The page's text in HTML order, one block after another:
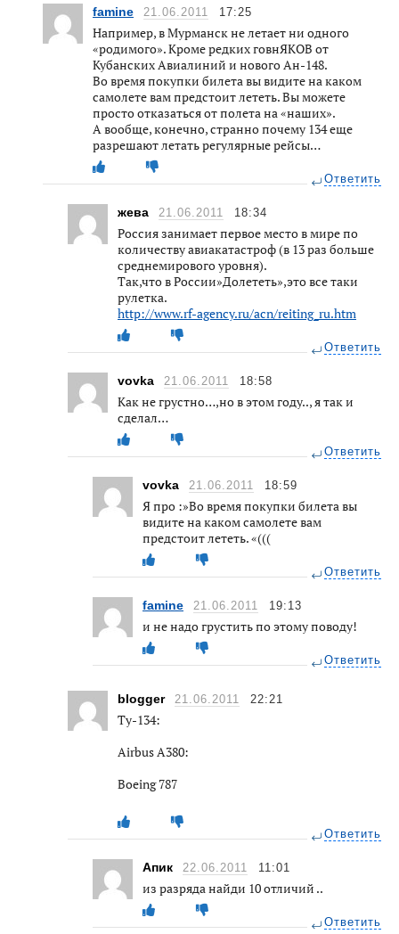
famine 21.06.2011 17:25
Например, в Мурманск не летает ни одного
«родимого». Кроме редких говнЯКОВ от
Кубанских Авиалиний и нового Ан-148.
Во время покупки билета вы видите на каком
самолете вам предстоит лететь. Вы можете
просто отказаться от полета на «наших».
А вообще, конечно, странно почему 134 еще
разрешают летать регулярные рейсы…
Ответить
жева 21.06.2011 18:34
Россия занимает первое место в мире по
количеству авиакатастроф (в 13 раз больше
среднемирового уровня).
Так,что в России»Долететь»,это все таки
рулетка.
http://www.rf-agency.ru/acn/reiting_ru.htm
Ответить
vovka 21.06.2011 18:58
Как не грустно…,но в этом году.., я так и
сделал…
Ответить
vovka 21.06.2011 18:59
Я про :»Во время покупки билета вы
видите на каком самолете вам
предстоит лететь. «(((
Ответить
famine 21.06.2011 19:13
и не надо грустить по этому поводу!
Ответить
blogger 21.06.2011 22:21
Ту-134:
Аirbus A380:
Boeing 787
Ответить
Апик 22.06.2011 11:01
из разряда найди 10 отличий ..
Ответить